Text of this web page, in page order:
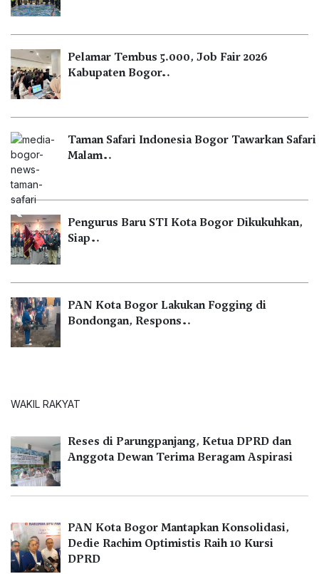
Pelamar Tembus 5.000, Job Fair 2026
Kabupaten Bogor…
Taman Safari Indonesia Bogor Tawarkan Safari
Malam…
Pengurus Baru STI Kota Bogor Dikukuhkan,
Siap…
PAN Kota Bogor Lakukan Fogging di
Bondongan, Respons…
WAKIL RAKYAT
Reses di Parungpanjang, Ketua DPRD dan
Anggota Dewan Terima Beragam Aspirasi
PAN Kota Bogor Mantapkan Konsolidasi,
Dedie Rachim Optimistis Raih 10 Kursi
DPRD